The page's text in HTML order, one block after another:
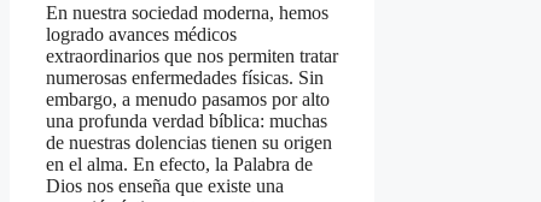
En nuestra sociedad moderna, hemos
logrado avances médicos
extraordinarios que nos permiten tratar
numerosas enfermedades físicas. Sin
embargo, a menudo pasamos por alto
una profunda verdad bíblica: muchas
de nuestras dolencias tienen su origen
en el alma. En efecto, la Palabra de
Dios nos enseña que existe una